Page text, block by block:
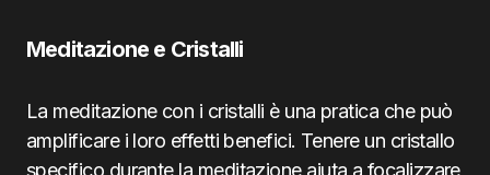
Meditazione e Cristalli
La meditazione con i cristalli è una pratica che può
amplificare i loro effetti benefici. Tenere un cristallo
specifico durante la meditazione aiuta a focalizzare